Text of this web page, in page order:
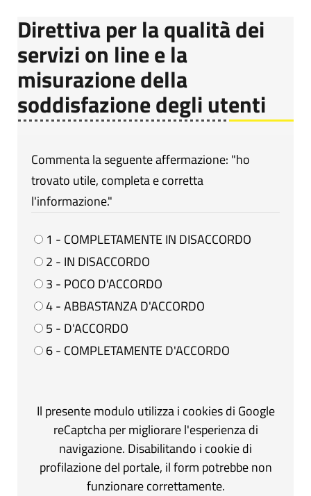
Direttiva per la qualità dei
servizi on line e la
misurazione della
soddisfazione degli utenti
Commenta la seguente affermazione: "ho
trovato utile, completa e corretta
l'informazione."
1 - COMPLETAMENTE IN DISACCORDO
2 - IN DISACCORDO
3 - POCO D'ACCORDO
4 - ABBASTANZA D'ACCORDO
5 - D'ACCORDO
6 - COMPLETAMENTE D'ACCORDO
Il presente modulo utilizza i cookies di Google
reCaptcha per migliorare l'esperienza di
navigazione. Disabilitando i cookie di
profilazione del portale, il form potrebbe non
funzionare correttamente.